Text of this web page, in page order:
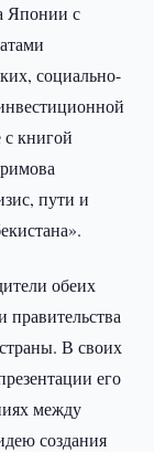
Японии с
социально-
с книгой
пути и
обеих
правительства
В своих
его
между
создания